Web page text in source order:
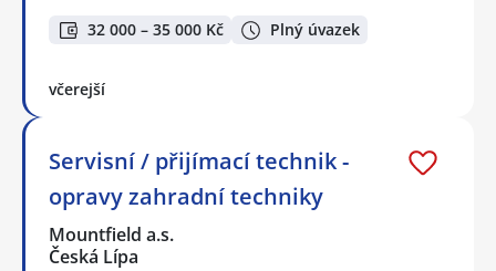
32 000 – 35 000 Kč Plný úvazek
včerejší
Servisní / přijímací technik -
opravy zahradní techniky
Mountfield a.s.
Česká Lípa